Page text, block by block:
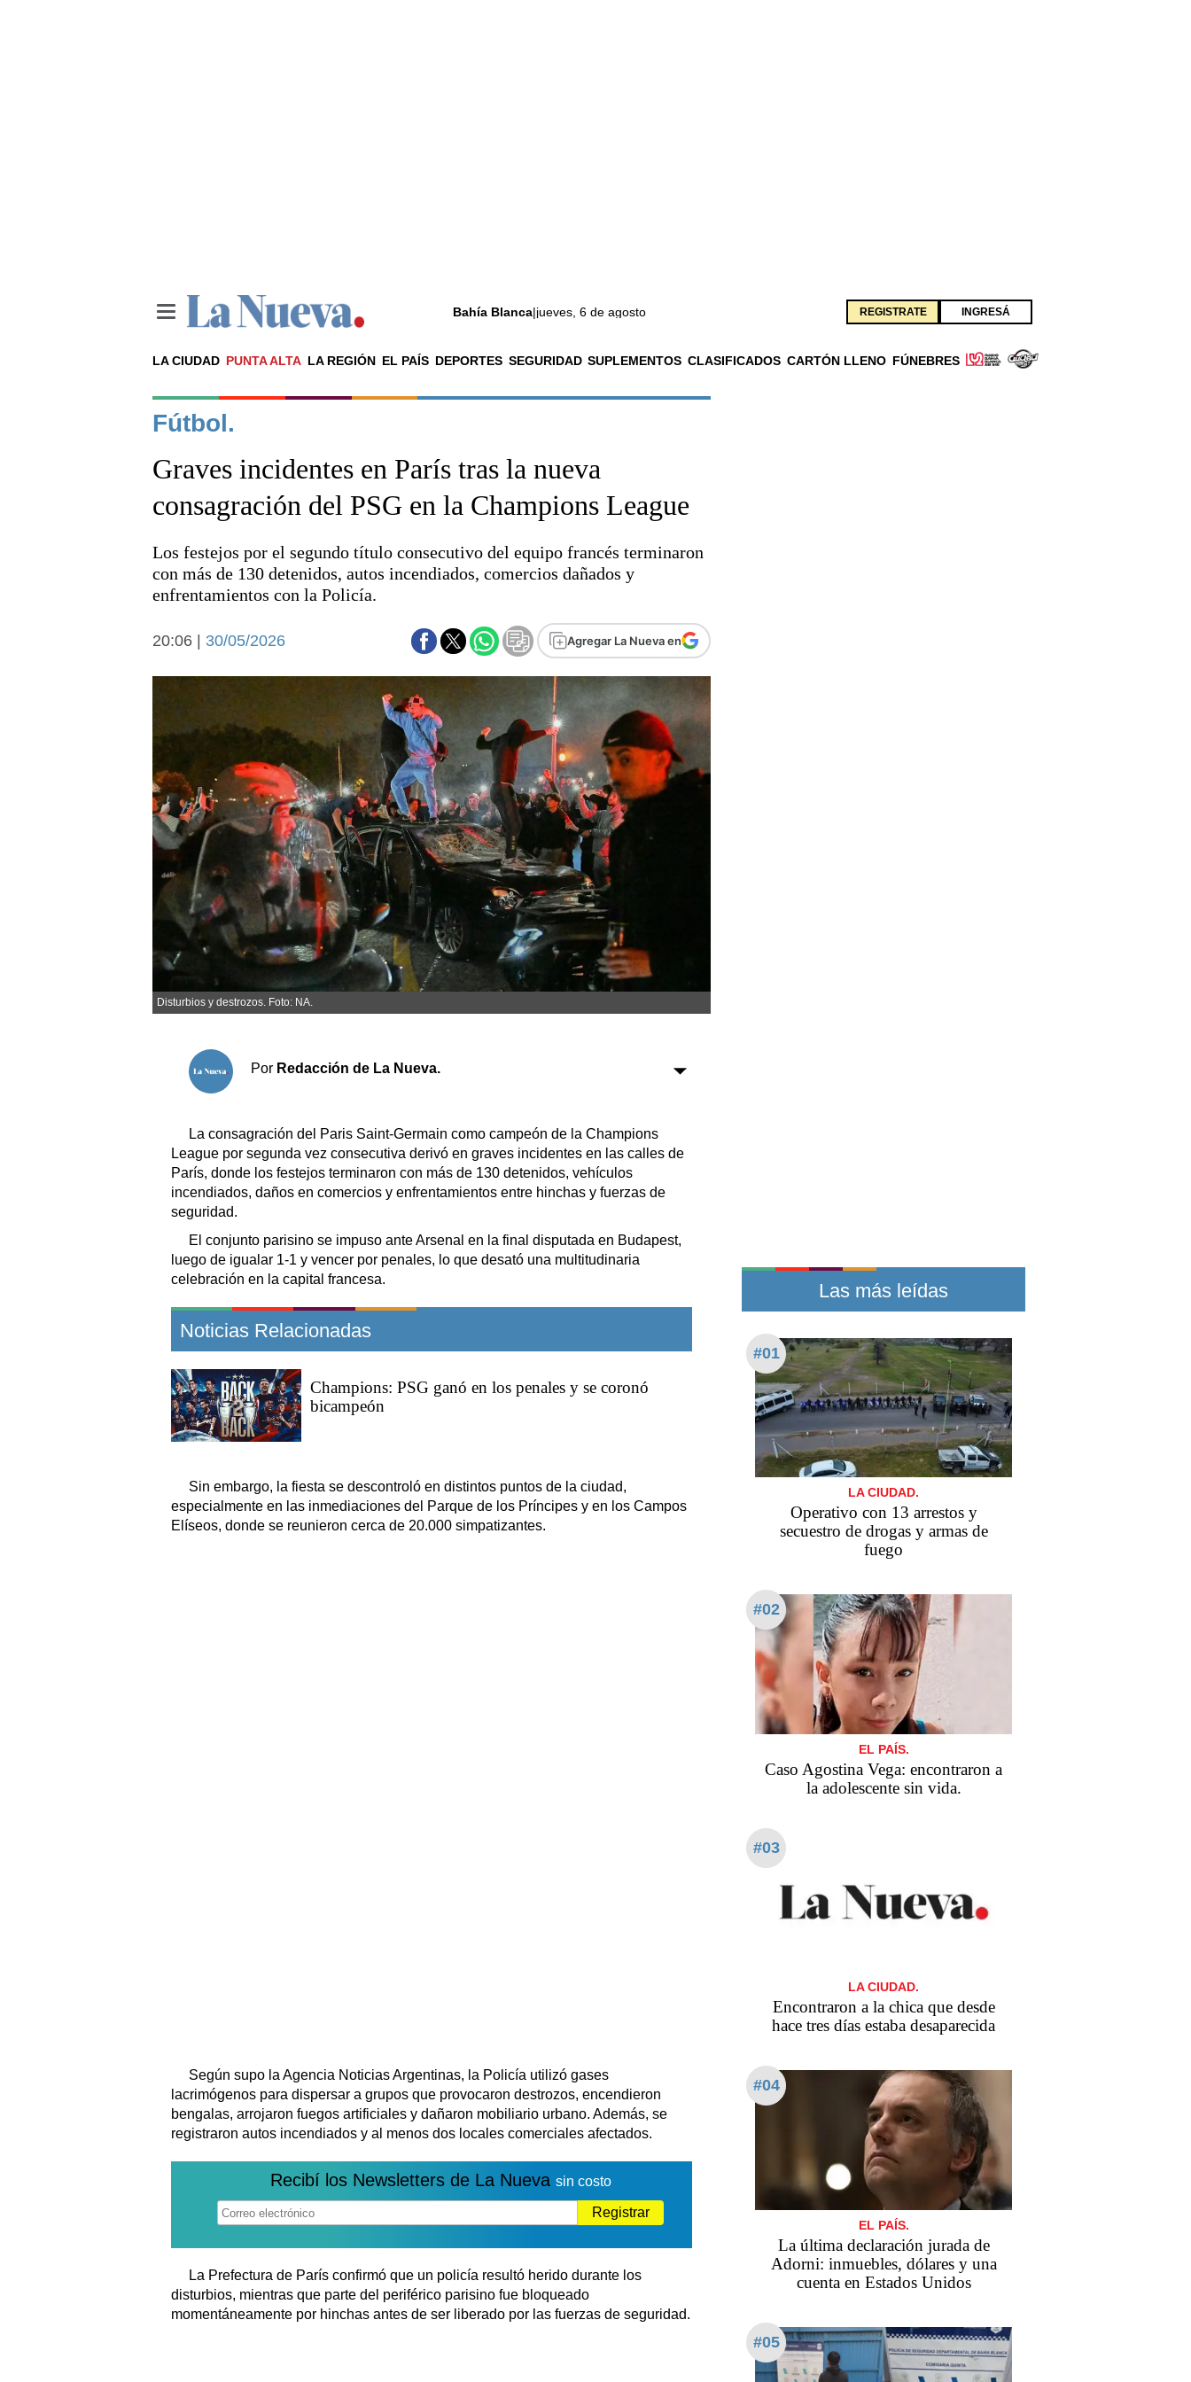
Bahía Blanca|jueves, 6 de agosto REGISTRATE INGRESÁ
LA CIUDAD PUNTA ALTA LA REGIÓN EL PAÍS DEPORTES SEGURIDAD SUPLEMENTOS CLASIFICADOS CARTÓN LLENO FÚNEBRES
Noticias
La ciudad
El país
Seguridad
Deportes
Escenario Olímpico
Fútbol
Federal A
Aplausos
Cines
Economía y campo
Economía y finanzas
Con el campo
Espacio empresas
Sociedad y tiempo libre
Sociedad
Tecnología
Turismo
Salud
Es viral
El tiempo
Fúnebres
Clasificados
Horóscopo
Servicios
Datos Útiles
Fúnebres
Edictos
Teléfonos de urgencia
Fútbol.
Graves incidentes en París tras la nueva
consagración del PSG en la Champions League
Los festejos por el segundo título consecutivo del equipo francés terminaron
con más de 130 detenidos, autos incendiados, comercios dañados y
enfrentamientos con la Policía.
Agregar La Nueva en
20:06 | 30/05/2026
Disturbios y destrozos. Foto: NA.
Por Redacción de La Nueva.
La consagración del Paris Saint-Germain como campeón de la Champions
League por segunda vez consecutiva derivó en graves incidentes en las calles de
París, donde los festejos terminaron con más de 130 detenidos, vehículos
incendiados, daños en comercios y enfrentamientos entre hinchas y fuerzas de
seguridad.
El conjunto parisino se impuso ante Arsenal en la final disputada en Budapest,
luego de igualar 1-1 y vencer por penales, lo que desató una multitudinaria
celebración en la capital francesa.
Noticias Relacionadas
Champions: PSG ganó en los penales y se coronó
bicampeón
Sin embargo, la fiesta se descontroló en distintos puntos de la ciudad,
especialmente en las inmediaciones del Parque de los Príncipes y en los Campos
Elíseos, donde se reunieron cerca de 20.000 simpatizantes.
Según supo la Agencia Noticias Argentinas, la Policía utilizó gases
lacrimógenos para dispersar a grupos que provocaron destrozos, encendieron
bengalas, arrojaron fuegos artificiales y dañaron mobiliario urbano. Además, se
registraron autos incendiados y al menos dos locales comerciales afectados.
Recibí los Newsletters de La Nueva sin costo
Registrar
La Prefectura de París confirmó que un policía resultó herido durante los
disturbios, mientras que parte del periférico parisino fue bloqueado
momentáneamente por hinchas antes de ser liberado por las fuerzas de seguridad.
Las más leídas
#01
LA CIUDAD.
Operativo con 13 arrestos y
secuestro de drogas y armas de
fuego
#02
EL PAÍS.
Caso Agostina Vega: encontraron a
la adolescente sin vida.
#03
LA CIUDAD.
Encontraron a la chica que desde
hace tres días estaba desaparecida
#04
EL PAÍS.
La última declaración jurada de
Adorni: inmuebles, dólares y una
cuenta en Estados Unidos
#05